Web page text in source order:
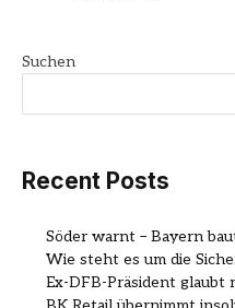
Suchen
Recent Posts
Söder warnt – Bayern
Wie steht es um die
Ex-DFB-Präsident